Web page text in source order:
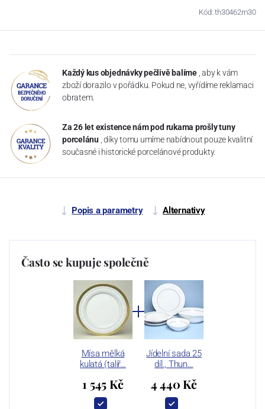
Kód: th30462m30
Každý kus objednávky pečlivě balíme , aby k vám
zboží dorazilo v pořádku. Pokud ne, vyřídíme reklamaci
obratem.
Za 26 let existence nám pod rukama prošly tuny
porcelánu , díky tomu umíme nabídnout pouze kvalitní
současné i historické porcelánové produkty.
Popis a parametry Alternativy
Často se kupuje společně
Mísa mělká
kulatá (talíř…
1 545 Kč
Jídelní sada 25
díl., Thun…
4 440 Kč